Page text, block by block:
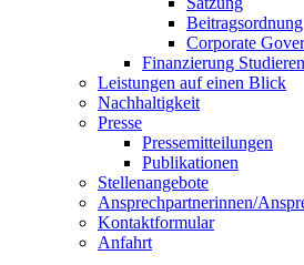
Beitragsordnung
Corporate
Finanzierung
Leistungen auf einen Blick
Nachhaltigkeit
Presse
Pressemitteilungen
Publikationen
Stellenangebote
Ansprechpartnerinnen/
Kontaktformular
Anfahrt